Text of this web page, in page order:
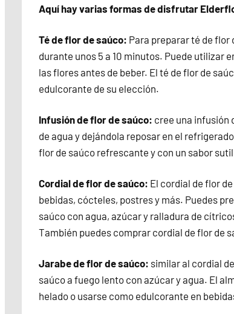
Aquí hay varias formas de disfrutar
Té de flor de saúco: Para preparar té de flor
durante unos 5 a 10 minutos. Puede utilizar
las flores antes de beber. El té de flor de
edulcorante de su elección.
Infusión de flor de saúco: cree una infusión
de agua y dejándola reposar en el
flor de saúco refrescante y con un sabor
Cordial de flor de saúco: El cordial de flor
bebidas, cócteles, postres y más. Puedes
saúco con agua, azúcar y ralladura de
También puedes comprar cordial de flor de
Jarabe de flor de saúco: similar al cordial
saúco a fuego lento con azúcar y agua. El
helado o usarse como edulcorante en